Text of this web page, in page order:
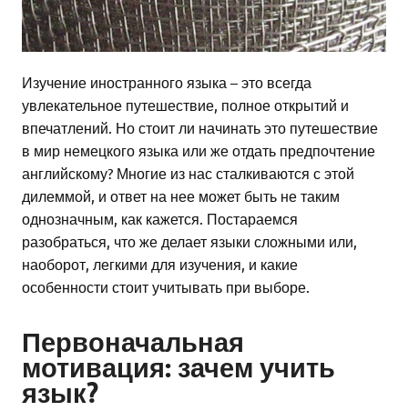
Изучение иностранного языка – это всегда
увлекательное путешествие, полное открытий и
впечатлений. Но стоит ли начинать это путешествие
в мир немецкого языка или же отдать предпочтение
английскому? Многие из нас сталкиваются с этой
дилеммой, и ответ на нее может быть не таким
однозначным, как кажется. Постараемся
разобраться, что же делает языки сложными или,
наоборот, легкими для изучения, и какие
особенности стоит учитывать при выборе.
Первоначальная
мотивация: зачем учить
язык?